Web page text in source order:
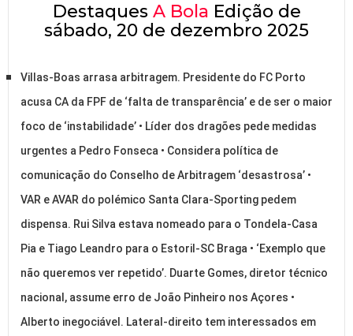
Destaques A Bola Edição de
sábado, 20 de dezembro 2025
Villas-Boas arrasa arbitragem. Presidente do FC Porto
acusa CA da FPF de ‘falta de transparência’ e de ser o maior
foco de ‘instabilidade’ • Líder dos dragões pede medidas
urgentes a Pedro Fonseca • Considera política de
comunicação do Conselho de Arbitragem ‘desastrosa’ •
VAR e AVAR do polémico Santa Clara-Sporting pedem
dispensa. Rui Silva estava nomeado para o Tondela-Casa
Pia e Tiago Leandro para o Estoril-SC Braga • ‘Exemplo que
não queremos ver repetido’. Duarte Gomes, diretor técnico
nacional, assume erro de João Pinheiro nos Açores •
Alberto inegociável. Lateral-direito tem interessados em